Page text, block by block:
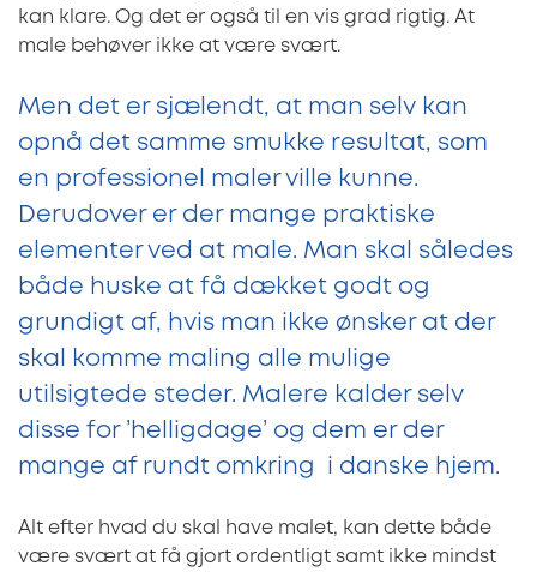
kan klare. Og det er også til en vis grad rigtig. At
male behøver ikke at være svært.
Men det er sjælendt, at man selv kan
opnå det samme smukke resultat, som
en professionel maler ville kunne.
Derudover er der mange praktiske
elementer ved at male. Man skal således
både huske at få dækket godt og
grundigt af, hvis man ikke ønsker at der
skal komme maling alle mulige
utilsigtede steder. Malere kalder selv
disse for ’helligdage’ og dem er der
mange af rundt omkring i danske hjem.
Alt efter hvad du skal have malet, kan dette både
være svært at få gjort ordentligt samt ikke mindst